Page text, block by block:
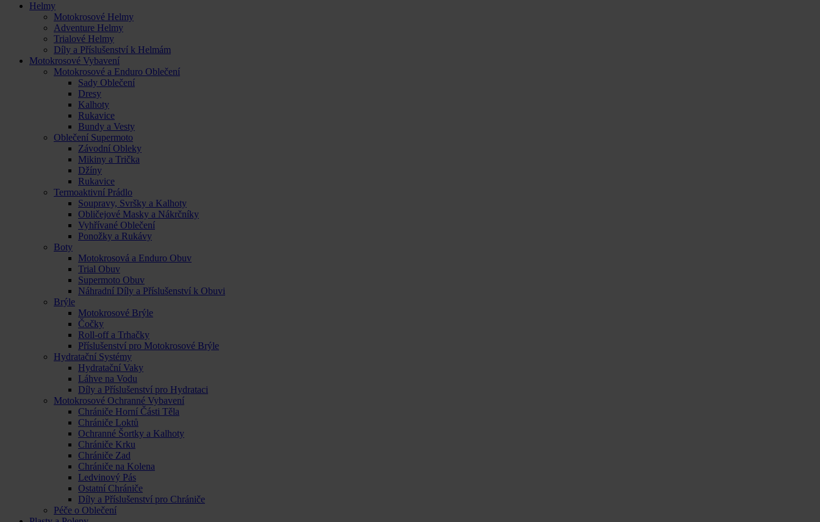
Helmy
Motokrosové Helmy
Adventure Helmy
Trialové Helmy
Díly a Příslušenství k Helmám
Motokrosové Vybavení
Motokrosové a Enduro Oblečení
Sady Oblečení
Dresy
Kalhoty
Rukavice
Bundy a Vesty
Oblečení Supermoto
Závodní Obleky
Mikiny a Trička
Džíny
Rukavice
Termoaktivní Prádlo
Soupravy, Svršky a Kalhoty
Obličejové Masky a Nákrčníky
Vyhřívané Oblečení
Ponožky a Rukávy
Boty
Motokrosová a Enduro Obuv
Trial Obuv
Supermoto Obuv
Náhradní Díly a Příslušenství k Obuvi
Brýle
Motokrosové Brýle
Čočky
Roll-off a Trhačky
Příslušenství pro Motokrosové Brýle
Hydratační Systémy
Hydratační Vaky
Láhve na Vodu
Díly a Příslušenství pro Hydrataci
Motokrosové Ochranné Vybavení
Chrániče Horní Části Těla
Chrániče Loktů
Ochranné Šortky a Kalhoty
Chrániče Krku
Chrániče Zad
Chrániče na Kolena
Ledvinový Pás
Ostatní Chrániče
Díly a Příslušenství pro Chrániče
Péče o Oblečení